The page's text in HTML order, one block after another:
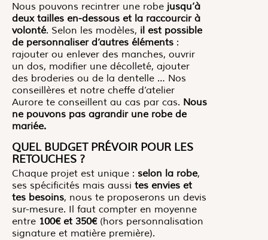
Nous pouvons recintrer une robe jusqu’à
deux tailles en-dessous et la raccourcir à
volonté. Selon les modèles, il est possible
de personnaliser d’autres éléments :
rajouter ou enlever des manches, ouvrir
un dos, modifier une décolleté, ajouter
des broderies ou de la dentelle … Nos
conseillères et notre cheffe d’atelier
Aurore te conseillent au cas par cas. Nous
ne pouvons pas agrandir une robe de
mariée.
QUEL BUDGET PRÉVOIR POUR LES
RETOUCHES ?
Chaque projet est unique : selon la robe,
ses spécificités mais aussi tes envies et
tes besoins, nous te proposerons un devis
sur-mesure. Il faut compter en moyenne
entre 100€ et 350€(hors personnalisation
signature et matière première).